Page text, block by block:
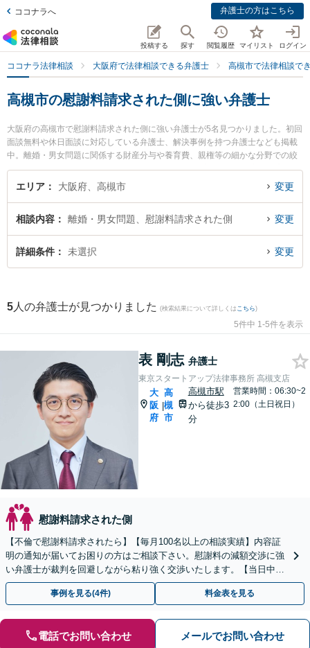
ココナラへ 弁護士の方はこちら
投稿する 探す 閲覧履歴 マイリスト ログイン
ココナラ法律相談 大阪府で法律相談できる弁護士 高槻市で法律相談で
高槻市の慰謝料請求された側に強い弁護士
大阪府の高槻市で慰謝料請求された側に強い弁護士が5名見つかりました。初回
面談無料や休日面談に対応している弁護士、解決事例を持つ弁護士なども掲載
中。離婚・男女問題に関係する財産分与や養育費、親権等の細かな分野での絞
り込み検索もでき便利です。特に東京スタートアップ法律事務所 高槻支店の表
剛志弁護士やしののめ法律事務所の田中 紀子弁護士、高槻法律事務所の濵内 庄
護士に相談したい』『慰謝料請求された側のトラブル解決の実績豊富な近くの
弁護士を検索したい』『初回相談無料で慰謝料請求された側を法律相談できる
高槻市内の弁護士に相談予約したい』などでお困りの相談者さんにおすすめで
エリア 大阪府、高槻市 変更
相談内容 離婚・男女問題、慰謝料請求された側 変更
詳細条件 未選択 変更
5 人の弁護士が見つかりました (検索結果について詳しくは こちら)
5件中 1-5件を表示
表 剛志 弁護士
東京スタートアップ法律事務所 高槻支店
大
阪
府
|
高
槻
市
高槻市駅
から徒歩3
分
営業時間：06:30~2
2:00（土日祝日）
慰謝料請求された側
【不倫で慰謝料請求されたら】【毎月100名以上の相談実績】内容証
明の通知が届いてお困りの方はご相談下さい。慰謝料の減額交渉に強
い弁護士が裁判を回避しながら粘り強く交渉いたします。【当日中の
相談可(予約制)】【関西エリア全域対応】
事例を見る(4件) 料金表を見る
電話でお問い合わせ メールでお問い合わせ